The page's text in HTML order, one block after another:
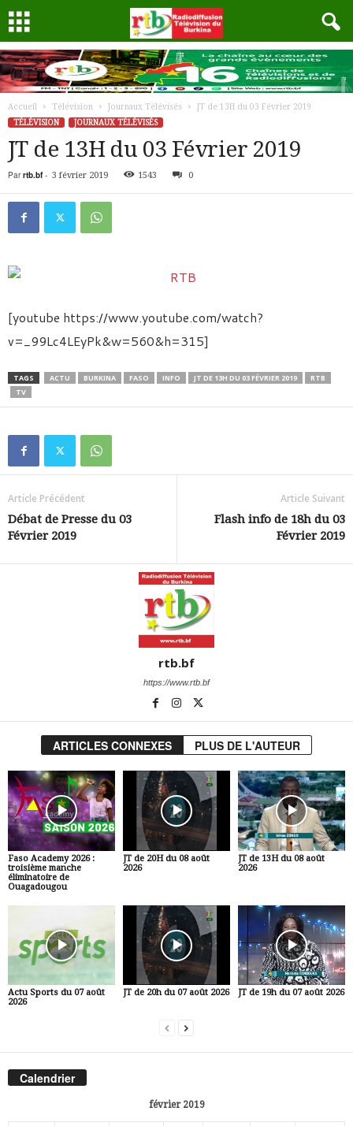
Accueil Télévision Journaux Télévisés
JT de 13H du 03 Février 2019
TÉLÉVISION
JOURNAUX TÉLÉVISÉS
JT de 13H du 03 Février 2019
Par rtb.bf- 3 février 2019 1543 0
[youtube https://www.youtube.com/watch?
v=_99Lc4LEyPk&w=560&h=315]
TAGS ACTU BURKINA FASO INFO JT DE 13H DU 03 FÉVRIER 2019
RTB
TV
Article Précédent
Débat de Presse du 03
Février 2019
Article Suivant
Flash info de 18h du 03
Février 2019
rtb.bf
https://www.rtb.bf
ARTICLES CONNEXES PLUS DE L'AUTEUR
Faso Academy 2026 :
troisième manche
éliminatoire de
Ouagadougou
JT de 20H du 08 août
2026
JT de 13H du 08 août
2026
Actu Sports du 07 août
2026
JT de 20h du 07 août 2026 JT de 19h du 07 août 2026
Calendrier
février 2019